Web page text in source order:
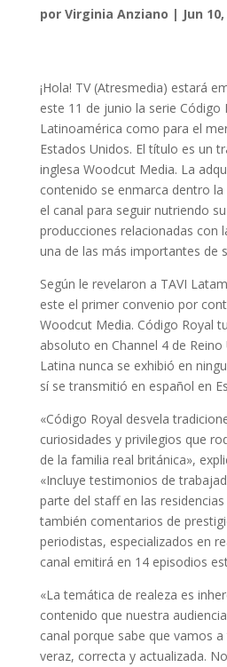
por Virginia Anziano | Jun
¡Hola! TV (Atresmedia) estará
este 11 de junio la serie Código
Latinoamérica como para el
Estados Unidos. El título es un
inglesa Woodcut Media. La
contenido se enmarca dentro la
el canal para seguir nutriendo
producciones relacionadas con
una de las más importantes de
Según le revelaron a TAVI
este el primer convenio por
Woodcut Media. Código Royal
absoluto en Channel 4 de Reino
Latina nunca se exhibió en
sí se transmitió en español en
«Código Royal desvela
curiosidades y privilegios que
de la familia real británica»,
«Incluye testimonios de
parte del staff en las
también comentarios de
periodistas, especializados en
canal emitirá en 14 episodios
«La temática de realeza es
contenido que nuestra
canal porque sabe que vamos
veraz, correcta y actualizada.